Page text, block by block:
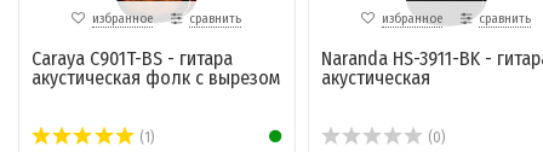
избранное сравнить
Caraya C901T-BS - гитара
акустическая фолк с вырезом
(1)
избранное сравнить
Naranda HS-3911-BK -
акустическая
(0)